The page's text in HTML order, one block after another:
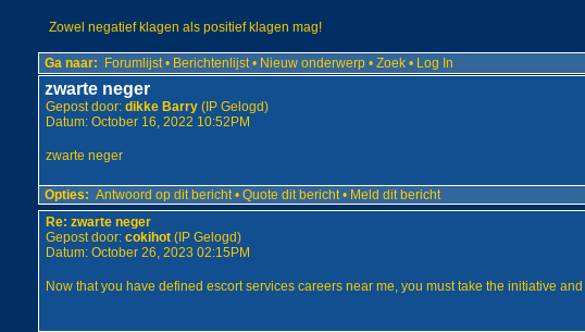
Zowel negatief klagen als positief klagen mag!
Ga naar: Forumlijst • Berichtenlijst • Nieuw onderwerp • Zoek • Log In
zwarte neger
Gepost door: dikke Barry(IP Gelogd)
Datum: October 16, 2022 10:52PM
zwarte neger
Opties: Antwoord op dit bericht • Quote dit bericht • Meld dit bericht
Re: zwarte neger
Gepost door: cokihot(IP Gelogd)
Datum: October 26, 2023 02:15PM
Now that you have defined escort services careers near me, you must take the initiative